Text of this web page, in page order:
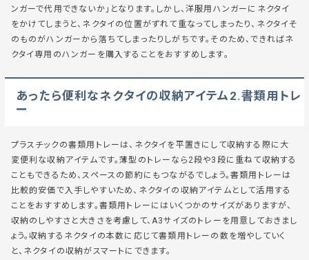
ンガーで代用できないか」となります。しかし、洋服用ハンガーにネクタイ
をかけてしまうと、ネクタイの位置がずれて重なってしまったり、ネクタイそ
のものがハンガーから落ちてしまったりしがちです。そのため、できればネ
クタイ専用のハンガーを購入することをおすすめします。
あったら便利なネクタイの収納アイテム2.書類用トレ
ー
プラスチックの書類用トレーは、ネクタイを平置きにして収納する際に大
変便利な収納アイテムです。薄型のトレーなら2段や3段に重ねて収納する
こともできるため、スペースの節約にもつながるでしょう。書類用トレーは
比較的安価で入手しやすいため、ネクタイの収納アイテムとして活用する
ことをおすすめします。書類用トレーにはいくつかのサイズがありますが、
収納のしやすさと大きさを考慮して、A3サイズのトレーを用意しておきまし
ょう。収納するネクタイの本数に応じて書類用トレーの数を増やしていく
と、ネクタイの収納がスマートにできます。